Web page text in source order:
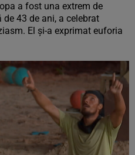
a fost una extrem de
43 de ani, a celebrat
El și-a exprimat euforia